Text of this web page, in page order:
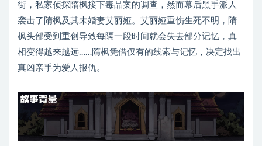
街，私家侦探隋枫接下毒品案的调查，然而幕后黑手派人
袭击了隋枫及其未婚妻艾丽娅。艾丽娅重伤生死不明，隋
枫头部受到重创导致每隔一段时间就会失去部分记忆，真
相变得越来越远……隋枫凭借仅有的线索与记忆，决定找出
真凶亲手为爱人报仇。